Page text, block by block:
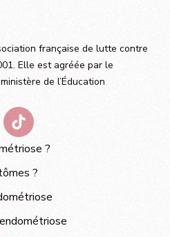
française de lutte contre
Elle est agréée par le
de l’Éducation
?
?